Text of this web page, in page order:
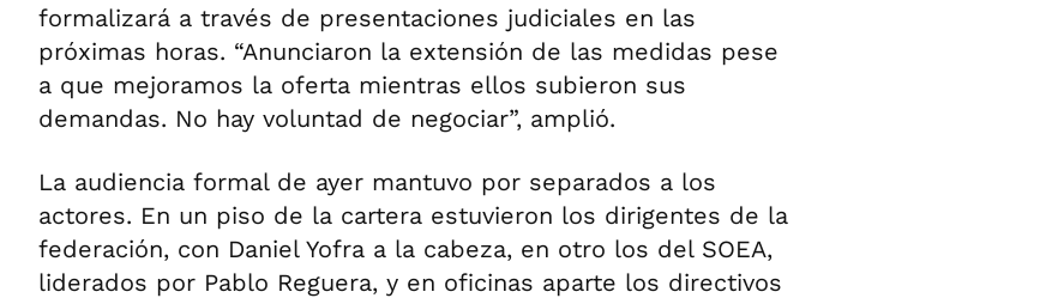
formalizará a través de presentaciones judiciales en las
próximas horas. “Anunciaron la extensión de las medidas pese
a que mejoramos la oferta mientras ellos subieron sus
demandas. No hay voluntad de negociar”, amplió.
La audiencia formal de ayer mantuvo por separados a los
actores. En un piso de la cartera estuvieron los dirigentes de la
federación, con Daniel Yofra a la cabeza, en otro los del SOEA,
liderados por Pablo Reguera, y en oficinas aparte los directivos